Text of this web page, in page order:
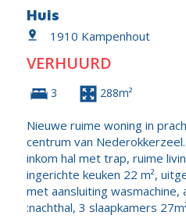
Huis
1910 Kampenhout
VERHUURD
3 288m²
Nieuwe ruime woning in
centrum van
inkom hal met trap, ruime
ingerichte keuken 22 m²,
met aansluiting wasmachine,
:nachthal, 3 slaapkamers